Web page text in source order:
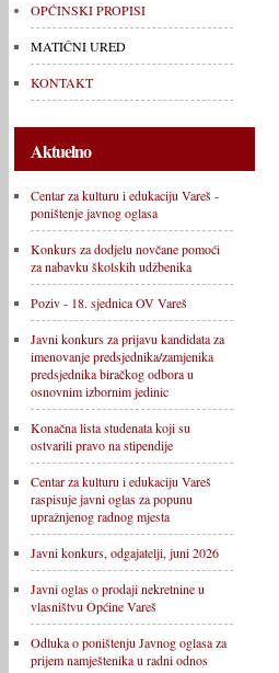
OPĆINSKI PROPISI
MATIČNI URED
KONTAKT
Aktuelno
Centar za kulturu i edukaciju Vareš -
poništenje javnog oglasa
Konkurs za dodjelu novčane pomoći
za nabavku školskih udžbenika
Poziv - 18. sjednica OV Vareš
Javni konkurs za prijavu kandidata za
imenovanje predsjednika/zamjenika
predsjednika biračkog odbora u
osnovnim izbornim jedinic
Konačna lista studenata koji su
ostvarili pravo na stipendije
Centar za kulturu i edukaciju Vareš
raspisuje javni oglas za popunu
upražnjenog radnog mjesta
Javni konkurs, odgajatelji, juni 2026
Javni oglas o prodaji nekretnine u
vlasništvu Općine Vareš
Odluka o poništenju Javnog oglasa za
prijem namještenika u radni odnos